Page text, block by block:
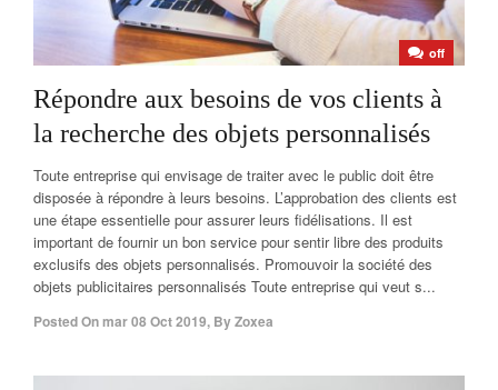
off
Répondre aux besoins de vos clients à
la recherche des objets personnalisés
Toute entreprise qui envisage de traiter avec le public doit être
disposée à répondre à leurs besoins. L’approbation des clients est
une étape essentielle pour assurer leurs fidélisations. Il est
important de fournir un bon service pour sentir libre des produits
exclusifs des objets personnalisés. Promouvoir la société des
objets publicitaires personnalisés Toute entreprise qui veut s...
Posted Onmar 08 Oct 2019, ByZoxea